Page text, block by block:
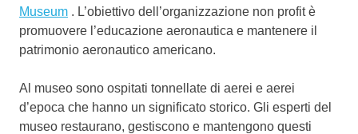
Museum . L’obiettivo dell’organizzazione non profit è
promuovere l’educazione aeronautica e mantenere il
patrimonio aeronautico americano.
Al museo sono ospitati tonnellate di aerei e aerei
d’epoca che hanno un significato storico. Gli esperti del
museo restaurano, gestiscono e mantengono questi